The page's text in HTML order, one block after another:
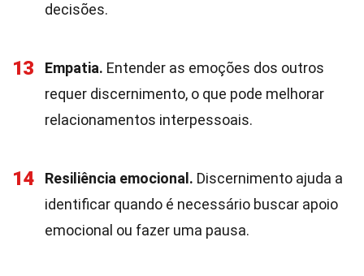
decisões.
13 Empatia. Entender as emoções dos outros
requer discernimento, o que pode melhorar
relacionamentos interpessoais.
14 Resiliência emocional. Discernimento ajuda a
identificar quando é necessário buscar apoio
emocional ou fazer uma pausa.